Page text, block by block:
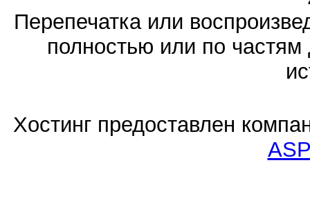
Перепечатка или
полностью или по частям
Хостинг предоставлен